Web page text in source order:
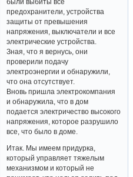
предохранители, устройства
защиты от превышения
напряжения, выключатели и все
электрические устройства.
Зная, что я вернусь, они
проверили подачу
электроэнергии и обнаружили,
что она отсутствует.
Вновь пришла электрокомпания
и обнаружила, что в дом
подается электричество высокого
напряжения, которое разрушило
все, что было в доме.
Итак. Мы имеем придурка,
который управляет тяжелым
механизмом и который не